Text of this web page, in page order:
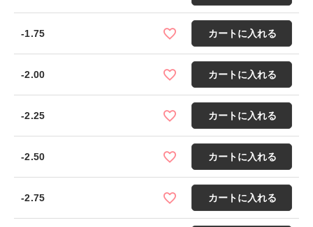
-1.75 カートに入れる
-2.00 カートに入れる
-2.25 カートに入れる
-2.50 カートに入れる
-2.75 カートに入れる